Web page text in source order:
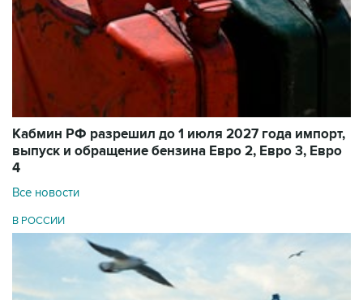
Кабмин РФ разрешил до 1 июля 2027 года импорт,
выпуск и обращение бензина Евро 2, Евро 3, Евро
4
Все новости
В РОССИИ